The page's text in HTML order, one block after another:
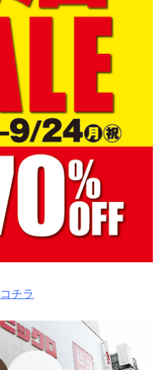
コチラ